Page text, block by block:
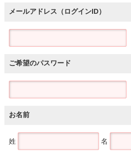
メールアドレス（ログインID）
ご希望のパスワード
お名前
姓 名